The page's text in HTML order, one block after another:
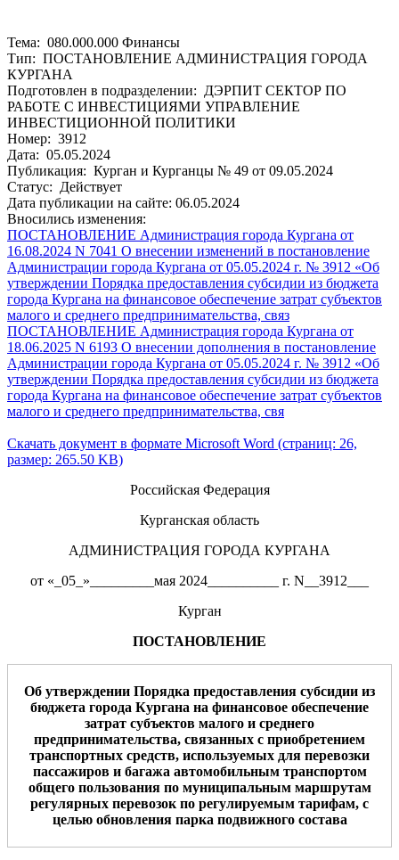
Тема: 080.000.000 Финансы
Тип: ПОСТАНОВЛЕНИЕ АДМИНИСТРАЦИЯ ГОРОДА
КУРГАНА
Подготовлен в подразделении: ДЭРПИТ СЕКТОР ПО
РАБОТЕ С ИНВЕСТИЦИЯМИ УПРАВЛЕНИЕ
ИНВЕСТИЦИОННОЙ ПОЛИТИКИ
Номер: 3912
Дата: 05.05.2024
Публикация: Курган и Курганцы № 49 от 09.05.2024
Статус: Действует
Дата публикации на сайте: 06.05.2024
Вносились изменения:
ПОСТАНОВЛЕНИЕ Администрация города Кургана от
16.08.2024 N 7041 О внесении изменений в постановление
Администрации города Кургана от 05.05.2024 г. № 3912 «Об
утверждении Порядка предоставления субсидии из бюджета
города Кургана на финансовое обеспечение затрат субъектов
малого и среднего предпринимательства, связ
ПОСТАНОВЛЕНИЕ Администрация города Кургана от
18.06.2025 N 6193 О внесении дополнения в постановление
Администрации города Кургана от 05.05.2024 г. № 3912 «Об
утверждении Порядка предоставления субсидии из бюджета
города Кургана на финансовое обеспечение затрат субъектов
малого и среднего предпринимательства, свя
Скачать документ в формате Microsoft Word (страниц: 26,
размер: 265.50 KB)
Российская Федерация
Курганская область
АДМИНИСТРАЦИЯ ГОРОДА КУРГАНА
от «_05_»_________мая 2024__________ г. N__3912___
Курган
ПОСТАНОВЛЕНИЕ
Об утверждении Порядка предоставления субсидии из
бюджета города Кургана на финансовое обеспечение
затрат субъектов малого и среднего
предпринимательства, связанных с приобретением
транспортных средств, используемых для перевозки
пассажиров и багажа автомобильным транспортом
общего пользования по муниципальным маршрутам
регулярных перевозок по регулируемым тарифам, с
целью обновления парка подвижного состава